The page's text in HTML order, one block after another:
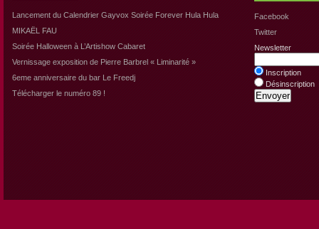
Lancement du Calendrier Gayvox Soirée Forever Hula Hula
MIKAËL FAU
Soirée Halloween à L’Artishow Cabaret
Vernissage exposition de Pierre Barbrel « Liminarité »
6eme anniversaire du bar Le Freedj
Télécharger le numéro 89 !
Facebook
Twitter
Newsletter
Inscription
Désinscription